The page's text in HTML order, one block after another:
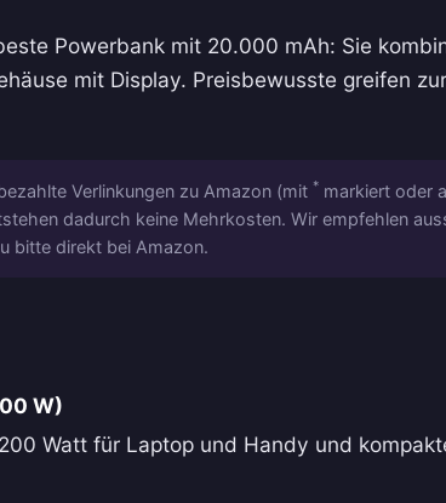
Powerbank mit 20.000 mAh: Sie
mit Display. Preisbewusste greifen
Verlinkungen zu Amazon (mit * markiert oder
dadurch keine Mehrkosten. Wir empfehlen
bitte direkt bei Amazon.
W)
Watt für Laptop und Handy und